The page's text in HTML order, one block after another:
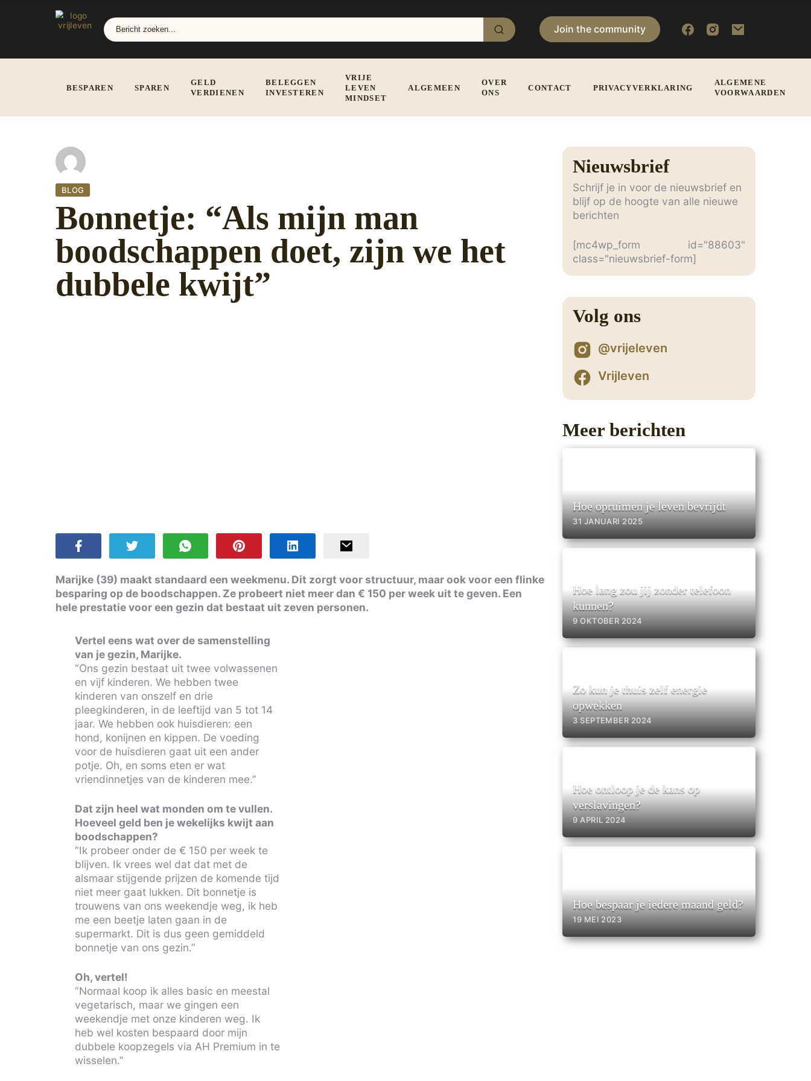
Join the community
BESPAREN SPAREN
GELD
VERDIENEN
BELEGGEN
INVESTEREN
VRIJE
LEVEN
MINDSET
ALGEMEEN
OVER
ONS
CONTACT PRIVACYVERKLARING
ALGEMENE
VOORWAARDEN
BLOG
Bonnetje: “Als mijn man
boodschappen doet, zijn we het
dubbele kwijt”
Marijke (39) maakt standaard een weekmenu. Dit zorgt voor structuur, maar ook voor een flinke
besparing op de boodschappen. Ze probeert niet meer dan € 150 per week uit te geven. Een
hele prestatie voor een gezin dat bestaat uit zeven personen.
Vertel eens wat over de samenstelling
van je gezin, Marijke.
“Ons gezin bestaat uit twee volwassenen
en vijf kinderen. We hebben twee
kinderen van onszelf en drie
pleegkinderen, in de leeftijd van 5 tot 14
jaar. We hebben ook huisdieren: een
hond, konijnen en kippen. De voeding
voor de huisdieren gaat uit een ander
potje. Oh, en soms eten er wat
vriendinnetjes van de kinderen mee.”
Dat zijn heel wat monden om te vullen.
Hoeveel geld ben je wekelijks kwijt aan
boodschappen?
“Ik probeer onder de € 150 per week te
blijven. Ik vrees wel dat dat met de
alsmaar stijgende prijzen de komende tijd
niet meer gaat lukken. Dit bonnetje is
trouwens van ons weekendje weg, ik heb
me een beetje laten gaan in de
supermarkt. Dit is dus geen gemiddeld
bonnetje van ons gezin.”
Oh, vertel!
“Normaal koop ik alles basic en meestal
vegetarisch, maar we gingen een
weekendje met onze kinderen weg. Ik
heb wel kosten bespaard door mijn
dubbele koopzegels via AH Premium in te
wisselen.”
Nieuwsbrief
Schrijf je in voor de nieuwsbrief en
blijf op de hoogte van alle nieuwe
berichten
[mc4wp_form id="88603"
class="nieuwsbrief-form]
Volg ons
@vrijeleven
Vrijleven
Meer berichten
Hoe opruimen je leven bevrijdt
31 JANUARI 2025
Hoe lang zou jij zonder telefoon
kunnen?
9 OKTOBER 2024
Zo kun je thuis zelf energie
opwekken
3 SEPTEMBER 2024
Hoe ontloop je de kans op
verslavingen?
9 APRIL 2024
Hoe bespaar je iedere maand geld?
19 MEI 2023